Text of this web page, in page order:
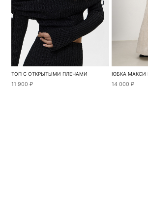
ТОП С ОТКРЫТЫМИ ПЛЕЧАМИ
11 900 ₽ 14 000 ₽